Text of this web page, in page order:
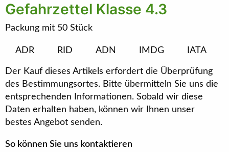
Gefahrzettel Klasse 4.3
Packung mit 50 Stück
ADR RID ADN IMDG IATA
Der Kauf dieses Artikels erfordert die Überprüfung
des Bestimmungsortes. Bitte übermitteln Sie uns die
entsprechenden Informationen. Sobald wir diese
Daten erhalten haben, können wir Ihnen unser
bestes Angebot senden.
So können Sie uns kontaktieren